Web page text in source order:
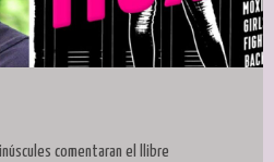
comentaran el llibre